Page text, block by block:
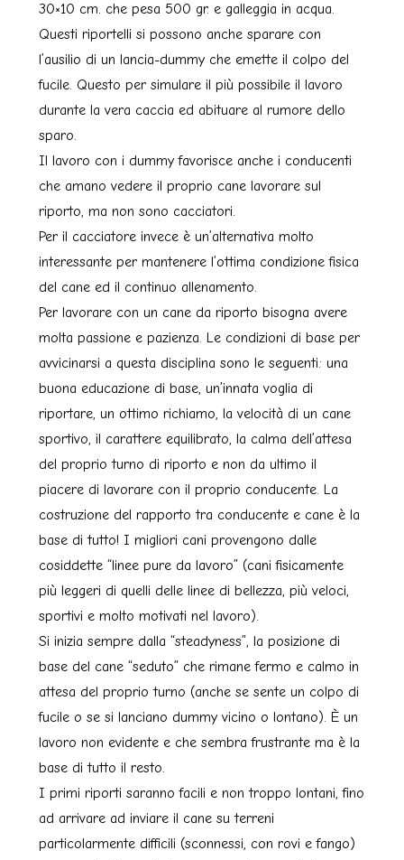
30×10 cm. che pesa 500 gr. e galleggia in acqua.
Questi riportelli si possono anche sparare con
l’ausilio di un lancia-dummy che emette il colpo del
fucile. Questo per simulare il più possibile il lavoro
durante la vera caccia ed abituare al rumore dello
sparo.
Il lavoro con i dummy favorisce anche i conducenti
che amano vedere il proprio cane lavorare sul
riporto, ma non sono cacciatori.
Per il cacciatore invece è un’alternativa molto
interessante per mantenere l’ottima condizione fisica
del cane ed il continuo allenamento.
Per lavorare con un cane da riporto bisogna avere
molta passione e pazienza. Le condizioni di base per
avvicinarsi a questa disciplina sono le seguenti: una
buona educazione di base, un’innata voglia di
riportare, un ottimo richiamo, la velocità di un cane
sportivo, il carattere equilibrato, la calma dell’attesa
del proprio turno di riporto e non da ultimo il
piacere di lavorare con il proprio conducente. La
costruzione del rapporto tra conducente e cane è la
base di tutto! I migliori cani provengono dalle
cosiddette “linee pure da lavoro” (cani fisicamente
più leggeri di quelli delle linee di bellezza, più veloci,
sportivi e molto motivati nel lavoro).
Si inizia sempre dalla “steadyness”, la posizione di
base del cane “seduto” che rimane fermo e calmo in
attesa del proprio turno (anche se sente un colpo di
fucile o se si lanciano dummy vicino o lontano). È un
lavoro non evidente e che sembra frustrante ma è la
base di tutto il resto.
I primi riporti saranno facili e non troppo lontani, fino
ad arrivare ad inviare il cane su terreni
particolarmente difficili (sconnessi, con rovi e fango)